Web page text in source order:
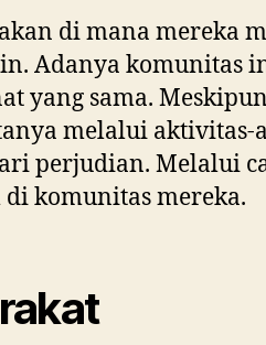
di mana mereka
Adanya komunitas
yang sama.
melalui
perjudian. Melalui
komunitas mereka.